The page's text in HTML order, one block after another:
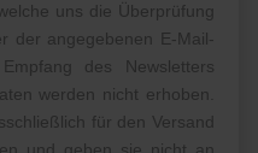
uns die Überprüfung
der angegebenen E-Mail-
des Newsletters
werden nicht erhoben.
für den Versand